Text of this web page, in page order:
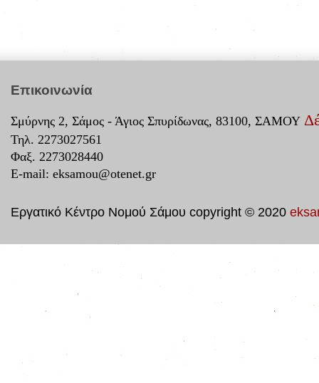
Επικοινωνία
Σμύρνης 2, Σάμος - Άγιος Σπυρίδωνας, 83100, ΣΑΜΟΥ
Τηλ. 2273027561
Φαξ. 2273028440
E-mail: eksamou@otenet.gr
Εργατικό Κέντρο Νομού Σάμου copyright © 2020